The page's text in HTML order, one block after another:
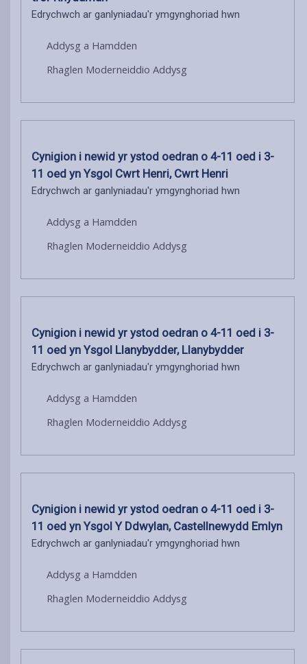
Edrychwch ar ganlyniadau'r ymgynghoriad hwn
Addysg a Hamdden
Rhaglen Moderneiddio Addysg
Cynigion i newid yr ystod oedran o 4-11 oed i 3-
11 oed yn Ysgol Cwrt Henri, Cwrt Henri
Edrychwch ar ganlyniadau'r ymgynghoriad hwn
Addysg a Hamdden
Rhaglen Moderneiddio Addysg
Cynigion i newid yr ystod oedran o 4-11 oed i 3-
11 oed yn Ysgol Llanybydder, Llanybydder
Edrychwch ar ganlyniadau'r ymgynghoriad hwn
Addysg a Hamdden
Rhaglen Moderneiddio Addysg
Cynigion i newid yr ystod oedran o 4-11 oed i 3-
11 oed yn Ysgol Y Ddwylan, Castellnewydd Emlyn
Edrychwch ar ganlyniadau'r ymgynghoriad hwn
Addysg a Hamdden
Rhaglen Moderneiddio Addysg